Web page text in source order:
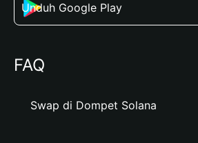
Unduh Google Play
FAQ
Swap di Dompet Solana